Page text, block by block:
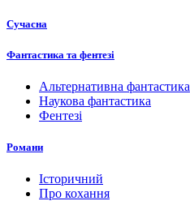
Сучасна
Фантастика та фентезі
Альтернативна фантастика
Наукова фантастика
Фентезі
Романи
Історичний
Про кохання